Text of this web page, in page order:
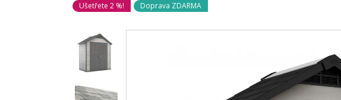
Ušetřete 2 %! Doprava ZDARMA